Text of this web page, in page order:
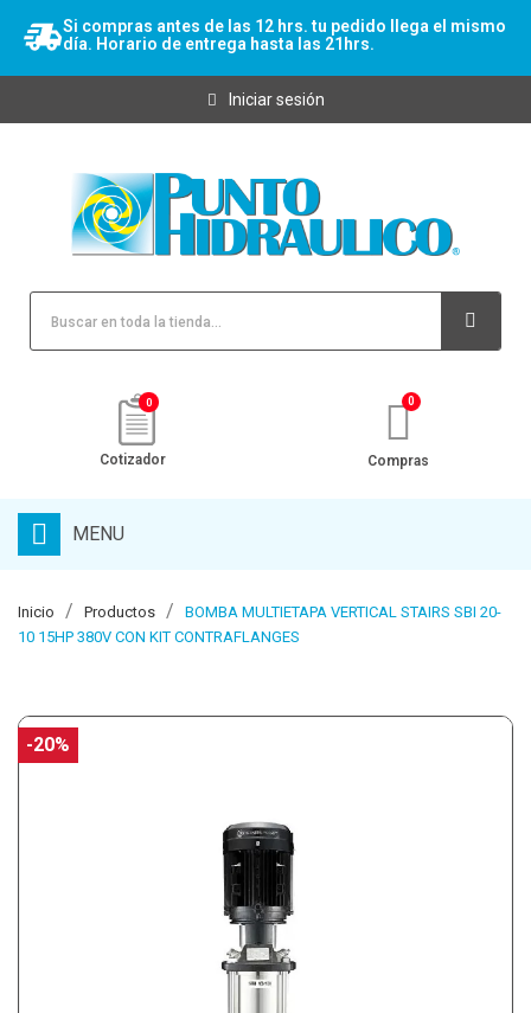
Si compras antes de las 12 hrs. tu pedido llega el mismo
día. Horario de entrega hasta las 21hrs.
Iniciar sesión
0
Cotizador Compras
MENU
Inicio Productos
BOMBA MULTIETAPA VERTICAL STAIRS SBI 20-
10 15HP 380V CON KIT CONTRAFLANGES
-20%